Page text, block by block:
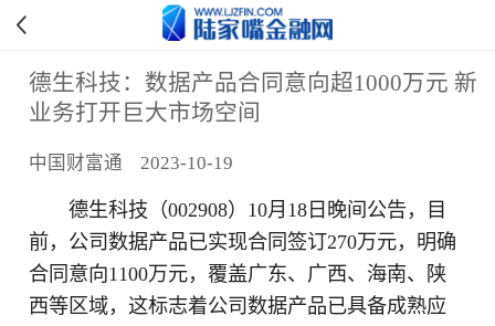
德生科技：数据产品合同意向超1000万元 新
业务打开巨大市场空间
中国财富通 2023-10-19
德生科技（002908）10月18日晚间公告，目
前，公司数据产品已实现合同签订270万元，明确
合同意向1100万元，覆盖广东、广西、海南、陕
西等区域，这标志着公司数据产品已具备成熟应